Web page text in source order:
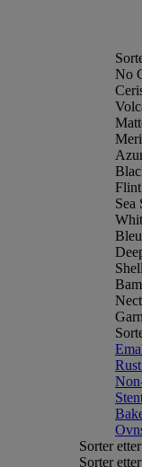
No
Flint
Sea
Sorter
Sorter